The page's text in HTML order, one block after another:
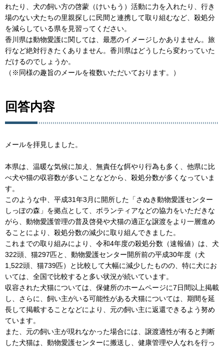
れたり、犬の飼い方の啓蒙（けいもう）活動に力を入れたり、行き
場のない犬たちの里親探しに民間と連携して取り組むなど、殺処分
を減らしている県を見習ってください。
香川県は動物愛護に関しては、最悪のイメージしかありません。旅
行など絶対行きたくありません。香川県はどうしたら変わっていた
だけるのでしょうか。
（※同様の趣旨のメールを複数いただいております。）
回答内容
メールを拝見しました。
本県は、温暖な気候に加え、無責任な餌やり行為も多く、他県に比
べ犬や猫の収容数が多いことなどから、殺処分数が多くなっていま
す。
このような中、平成31年3月に開所した「さぬき動物愛護センター
しっぽの森」を拠点として、ボランティアなどの協力をいただきな
がら、動物愛護管理の普及啓発や犬猫の適正な譲渡をより一層進め
ることにより、殺処分数の減少に取り組んできました。
これまでの取り組みにより、令和4年度の殺処分数（速報値）は、犬
322頭、猫297匹と、動物愛護センター開所前の平成30年度（犬
1,522頭、猫739匹）と比較して大幅に減少したものの、特に犬にお
いては、全国で比較すると多い状況が続いています。
収容された犬猫については、保健所のホームページに7日間以上掲載
し、さらに、飼い主がいる可能性がある犬猫については、期間を延
長して掲載することなどにより、元の飼い主に返還できるよう努め
ています。
また、元の飼い主が現れなかった場合には、譲渡適性が有ると判断
した犬猫は、動物愛護センターに搬送し、健康管理や人なれを行っ